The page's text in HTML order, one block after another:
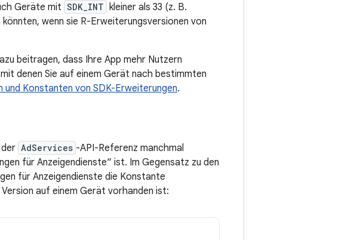
Geräte mit SDK_INT kleiner als 33 (z. B.
wenn sie R-Erweiterungsversionen von
beitragen, dass Ihre App mehr Nutzern
denen Sie auf einem Gerät nach bestimmten
und Konstanten von SDK-Erweiterungen.
AdServices -API-Referenz manchmal
für Anzeigendienste“ ist. Im Gegensatz zu den
für Anzeigendienste die Konstante
auf einem Gerät vorhanden ist: